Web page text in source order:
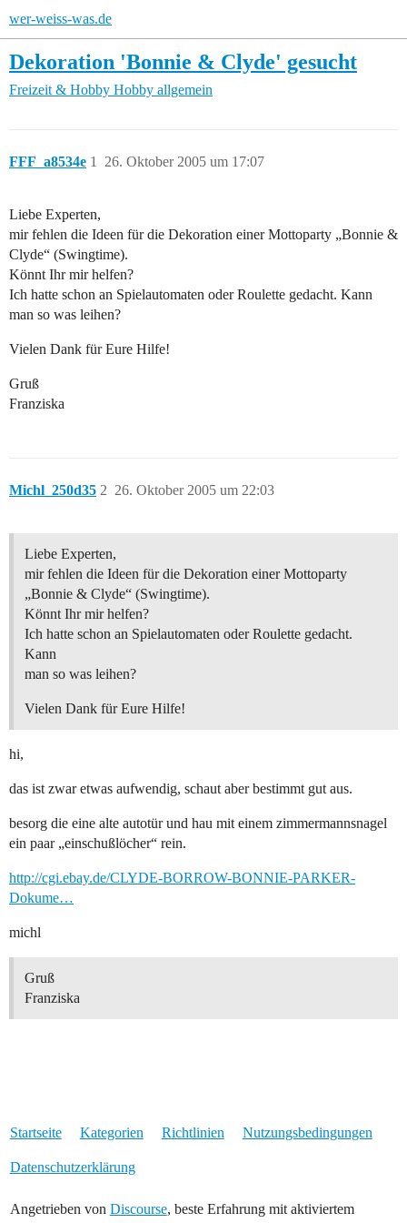
wer-weiss-was.de
Dekoration 'Bonnie & Clyde' gesucht
Freizeit & Hobby Hobby allgemein
FFF_a8534e 26. Oktober 2005 um 17:07
1
Liebe Experten,
mir fehlen die Ideen für die Dekoration einer Mottoparty „Bonnie &
Clyde“ (Swingtime).
Könnt Ihr mir helfen?
Ich hatte schon an Spielautomaten oder Roulette gedacht. Kann
man so was leihen?
Vielen Dank für Eure Hilfe!
Gruß
Franziska
Michl_250d35 26. Oktober 2005 um 22:03
2
Liebe Experten,
mir fehlen die Ideen für die Dekoration einer Mottoparty
„Bonnie & Clyde“ (Swingtime).
Könnt Ihr mir helfen?
Ich hatte schon an Spielautomaten oder Roulette gedacht.
Kann
man so was leihen?
Vielen Dank für Eure Hilfe!
hi,
das ist zwar etwas aufwendig, schaut aber bestimmt gut aus.
besorg die eine alte autotür und hau mit einem zimmermannsnagel
ein paar „einschußlöcher“ rein.
http://cgi.ebay.de/CLYDE-BORROW-BONNIE-PARKER-
Dokume…
michl
Gruß
Franziska
Startseite Kategorien Richtlinien Nutzungsbedingungen
Datenschutzerklärung
Angetrieben von Discourse, beste Erfahrung mit aktiviertem